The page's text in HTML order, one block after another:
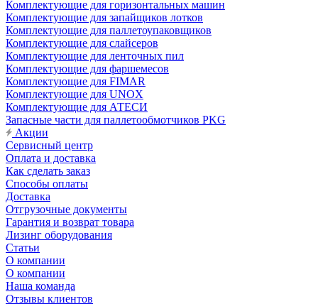
Комплектующие для горизонтальных машин
Комплектующие для запайщиков лотков
Комплектующие для паллетоупаковщиков
Комплектующие для слайсеров
Комплектующие для ленточных пил
Комплектующие для фаршемесов
Комплектующие для FIMAR
Комплектующие для UNOX
Комплектующие для АТЕСИ
Запасные части для паллетообмотчиков PKG
Акции
Сервисный центр
Оплата и доставка
Как сделать заказ
Способы оплаты
Доставка
Отгрузочные документы
Гарантия и возврат товара
Лизинг оборудования
Статьи
О компании
О компании
Наша команда
Отзывы клиентов